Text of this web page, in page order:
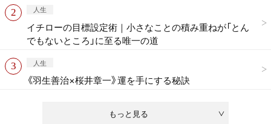
もっと見る
人生
イチローの目標設定術｜小さなことの積み重ねが「とん
でもないところ」に至る唯一の道
人生
《羽生善治×桜井章一》運を手にする秘訣